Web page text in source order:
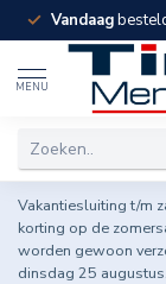
Vandaag
MENU
Vakantiesluiting t/m
korting op de
worden gewoon
dinsdag 25 augustus.